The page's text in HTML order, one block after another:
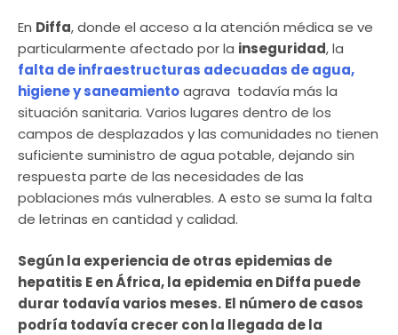
En Diffa, donde el acceso a la atención médica se ve
particularmente afectado por la inseguridad, la
falta de infraestructuras adecuadas de agua,
higiene y saneamientoagrava todavía más la
situación sanitaria. Varios lugares dentro de los
campos de desplazados y las comunidades no tienen
suficiente suministro de agua potable, dejando sin
respuesta parte de las necesidades de las
poblaciones más vulnerables. A esto se suma la falta
de letrinas en cantidad y calidad.
Según la experiencia de otras epidemias de
hepatitis E en África, la epidemia en Diffa puede
durar todavía varios meses. El número de casos
podría todavía crecer con la llegada de la